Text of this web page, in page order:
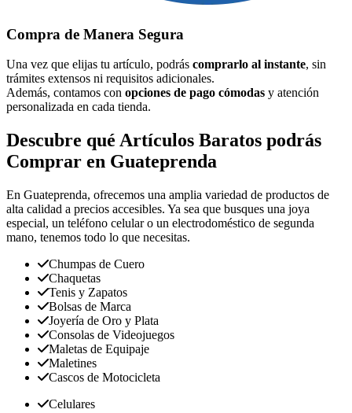
Compra de Manera Segura
Una vez que elijas tu artículo, podrás comprarlo al instante, sin
trámites extensos ni requisitos adicionales.
Además, contamos con opciones de pago cómodas y atención
personalizada en cada tienda.
Descubre qué Artículos Baratos podrás
Comprar en Guateprenda
En Guateprenda, ofrecemos una amplia variedad de productos de
alta calidad a precios accesibles. Ya sea que busques una joya
especial, un teléfono celular o un electrodoméstico de segunda
mano, tenemos todo lo que necesitas.
Chumpas de Cuero
Chaquetas
Tenis y Zapatos
Bolsas de Marca
Joyería de Oro y Plata
Consolas de Videojuegos
Maletas de Equipaje
Maletines
Cascos de Motocicleta
Celulares